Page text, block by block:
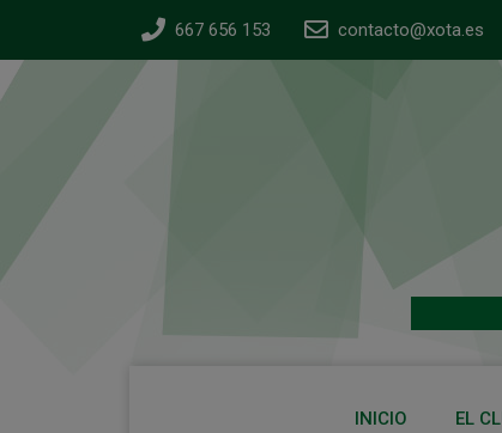
667 656 153 contacto@xota.es
INICIO EL